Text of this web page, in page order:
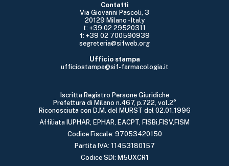
Contatti
Via Giovanni Pascoli, 3
20129 Milano - Italy
t: +39 02 29520311
f: +39 02 700590939
segreteria@sifweb.org
Ufficio stampa
ufficiostampa@sif-farmacologia.it
Iscritta Registro Persone Giuridiche
Prefettura di Milano n.467, p.722, vol.2°
Riconosciuta con D.M. del MURST del 02.01.1996
Affiliata IUPHAR, EPHAR, EACPT, FISBi,FISV,FISM
Codice Fiscale: 97053420150
Partita IVA: 11453180157
Codice SDI: M5UXCR1